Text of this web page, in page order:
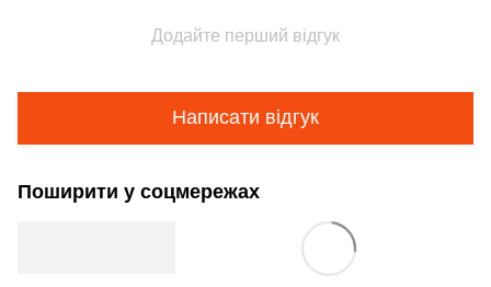
Додайте перший відгук
Написати відгук
Поширити у соцмережах